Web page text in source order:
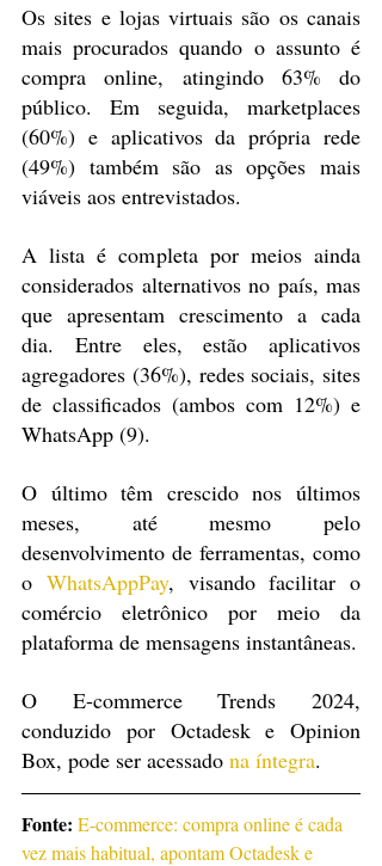
Os sites e lojas virtuais são os canais
mais procurados quando o assunto é
compra online, atingindo 63% do
público. Em seguida, marketplaces
(60%) e aplicativos da própria rede
(49%) também são as opções mais
viáveis aos entrevistados.
A lista é completa por meios ainda
considerados alternativos no país, mas
que apresentam crescimento a cada
dia. Entre eles, estão aplicativos
agregadores (36%), redes sociais, sites
de classificados (ambos com 12%) e
WhatsApp (9).
O último têm crescido nos últimos
meses, até mesmo pelo
desenvolvimento de ferramentas, como
o WhatsAppPay, visando facilitar o
comércio eletrônico por meio da
plataforma de mensagens instantâneas.
O E-commerce Trends 2024,
conduzido por Octadesk e Opinion
Box, pode ser acessado na íntegra.
Fonte: E-commerce: compra online é cada
vez mais habitual, apontam Octadesk e